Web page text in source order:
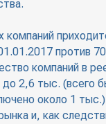
компаний
против
компаний в
2,6 тыс. (всего
около 1
и, как